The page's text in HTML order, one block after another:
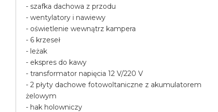
- szafka dachowa z przodu
- wentylatory i nawiewy
- oświetlenie wewnątrz kampera
- 6 krzeseł
- leżak
- ekspres do kawy
- transformator napięcia 12 V/220 V
- 2 płyty dachowe fotowoltaniczne z akumulatorem
żelowym
- hak holowniczy